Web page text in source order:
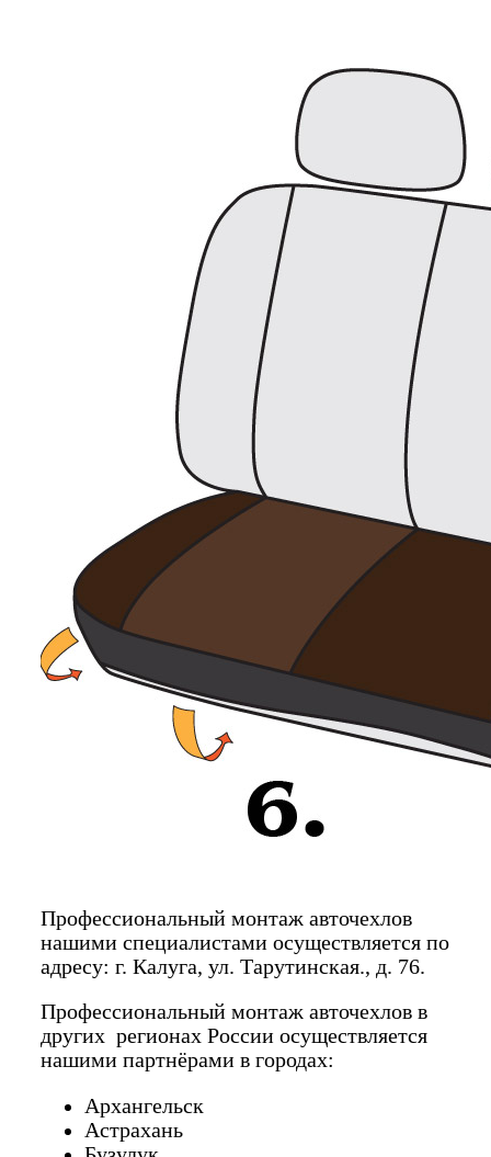
Профессиональный монтаж авточехлов
нашими специалистами осуществляется по
адресу: г. Калуга, ул. Тарутинская., д. 76.
Профессиональный монтаж авточехлов в
других регионах России осуществляется
нашими партнёрами в городах:
Архангельск
Астрахань